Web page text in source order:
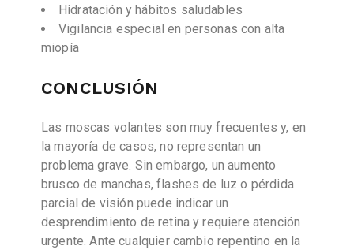
Hidratación y hábitos saludables
Vigilancia especial en personas con alta
miopía
CONCLUSIÓN
Las moscas volantes son muy frecuentes y, en
la mayoría de casos, no representan un
problema grave. Sin embargo, un aumento
brusco de manchas, flashes de luz o pérdida
parcial de visión puede indicar un
desprendimiento de retina y requiere atención
urgente. Ante cualquier cambio repentino en la